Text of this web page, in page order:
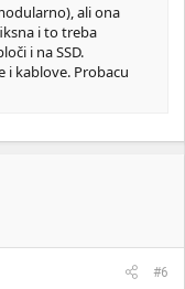
ali ona
i to treba
i na SSD.
i kablove. Probacu
#6